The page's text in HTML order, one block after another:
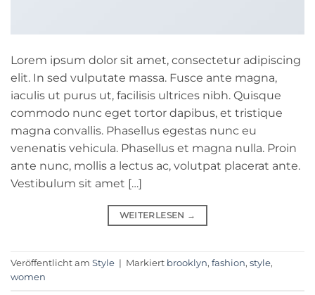
Lorem ipsum dolor sit amet, consectetur adipiscing
elit. In sed vulputate massa. Fusce ante magna,
iaculis ut purus ut, facilisis ultrices nibh. Quisque
commodo nunc eget tortor dapibus, et tristique
magna convallis. Phasellus egestas nunc eu
venenatis vehicula. Phasellus et magna nulla. Proin
ante nunc, mollis a lectus ac, volutpat placerat ante.
Vestibulum sit amet […]
WEITERLESEN →
Veröffentlicht am Style | Markiert brooklyn, fashion, style,
women